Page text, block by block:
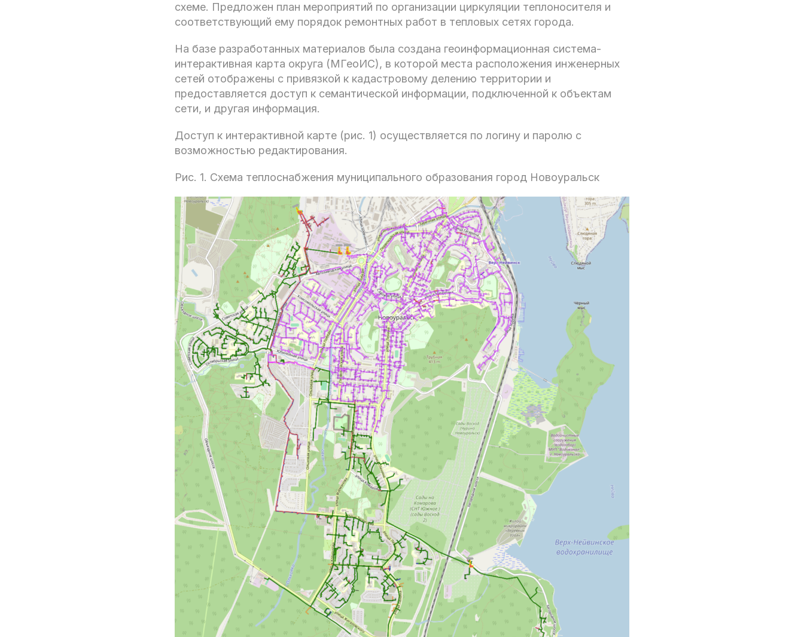
схеме. Предложен план мероприятий по организации циркуляции теплоносителя и
соответствующий ему порядок ремонтных работ в тепловых сетях города.
На базе разработанных материалов была создана геоинформационная система-
интерактивная карта округа (МГеоИС), в которой места расположения инженерных
сетей отображены с привязкой к кадастровому делению территории и
предоставляется доступ к семантической информации, подключенной к объектам
сети, и другая информация.
Доступ к интерактивной карте (рис. 1) осуществляется по логину и паролю с
возможностью редактирования.
Рис. 1. Схема теплоснабжения муниципального образования город Новоуральск